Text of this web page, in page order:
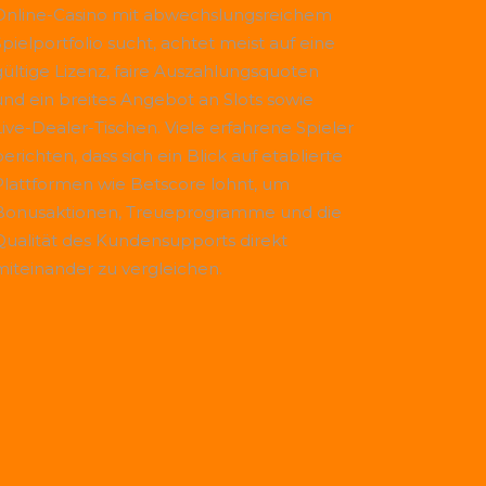
Casino mit abwechslungsreichem
sucht, achtet meist auf eine
Lizenz, faire Auszahlungsquoten
ein breites Angebot an Slots sowie
Dealer-Tischen. Viele erfahrene Spieler
dass sich ein Blick auf etablierte
wie Betscore lohnt, um
Treueprogramme und die
des Kundensupports direkt
zu vergleichen.